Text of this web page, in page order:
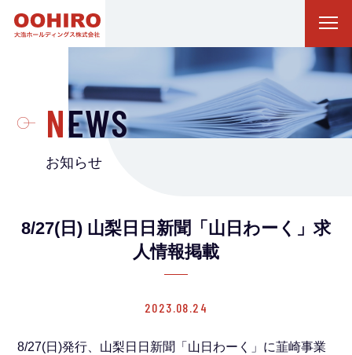
NEWS
お知らせ
8/27(日) 山梨日日新聞「山日わーく」求
人情報掲載
2023.08.24
8/27(日)発行、山梨日日新聞「山日わーく」に韮崎事業